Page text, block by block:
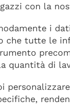
con la
i
che tutte le
quantità di